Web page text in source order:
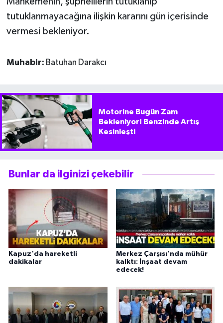
tutuklanmayacağına ilişkin kararını gün içerisinde
vermesi bekleniyor.
Muhabir: Batuhan Darakcı
Motorine Bugün Zam
Bekleniyor! Benzinde Artış
Kesinleşti
Bunlar da ilginizi çekebilir
Kapuz'da hareketli
dakikalar
Merkez Çarşısı'nda mühür
kalktı: İnşaat devam
edecek!